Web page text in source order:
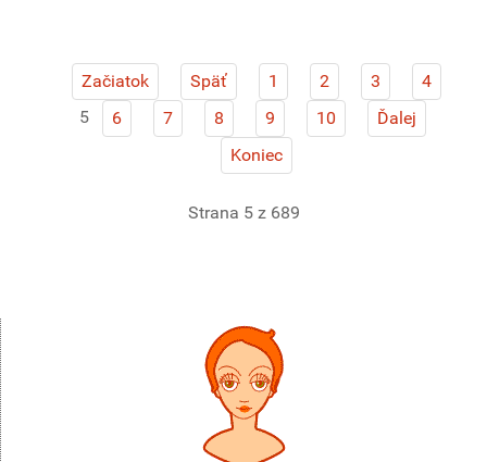
Začiatok Späť 1 2 3
4
5
6 7 8 9 10
Ďalej
Koniec
Strana 5 z 689